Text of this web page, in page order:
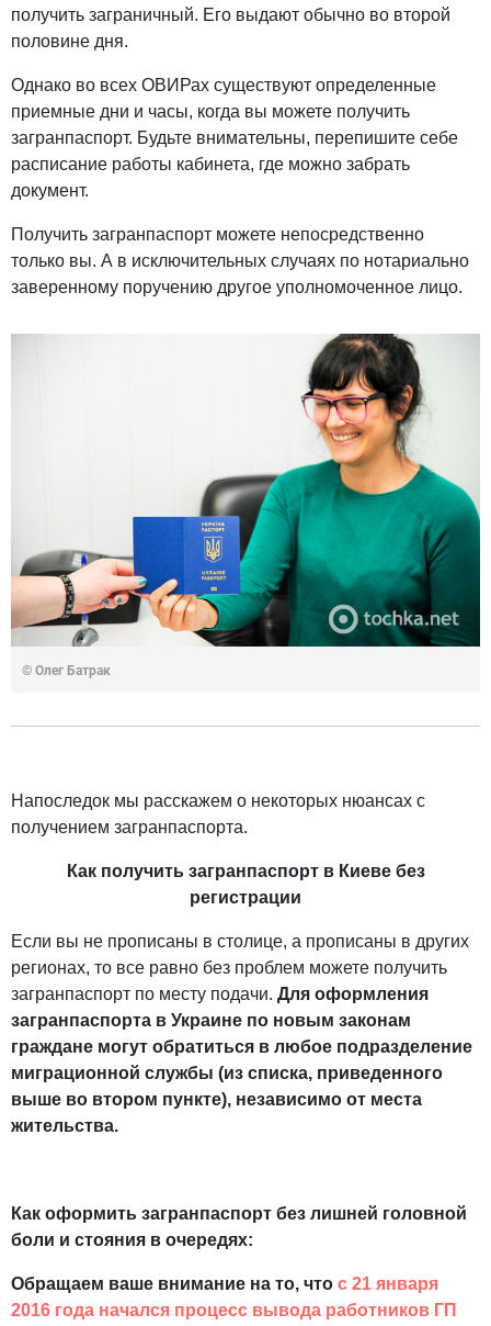
получить заграничный. Его выдают обычно во второй
половине дня.
Однако во всех ОВИРах существуют определенные
приемные дни и часы, когда вы можете получить
загранпаспорт. Будьте внимательны, перепишите себе
расписание работы кабинета, где можно забрать
документ.
Получить загранпаспорт можете непосредственно
только вы. А в исключительных случаях по нотариально
заверенному поручению другое уполномоченное лицо.
© Олег Батрак
Напоследок мы расскажем о некоторых нюансах с
получением загранпаспорта.
Как получить загранпаспорт в Киеве без
регистрации
Если вы не прописаны в столице, а прописаны в других
регионах, то все равно без проблем можете получить
загранпаспорт по месту подачи. Для оформления
загранпаспорта в Украине по новым законам
граждане могут обратиться в любое подразделение
миграционной службы (из списка, приведенного
выше во втором пункте), независимо от места
жительства.
Как оформить загранпаспорт без лишней головной
боли и стояния в очередях:
Обращаем ваше внимание на то, что с 21 января
2016 года начался процесс вывода работников ГП